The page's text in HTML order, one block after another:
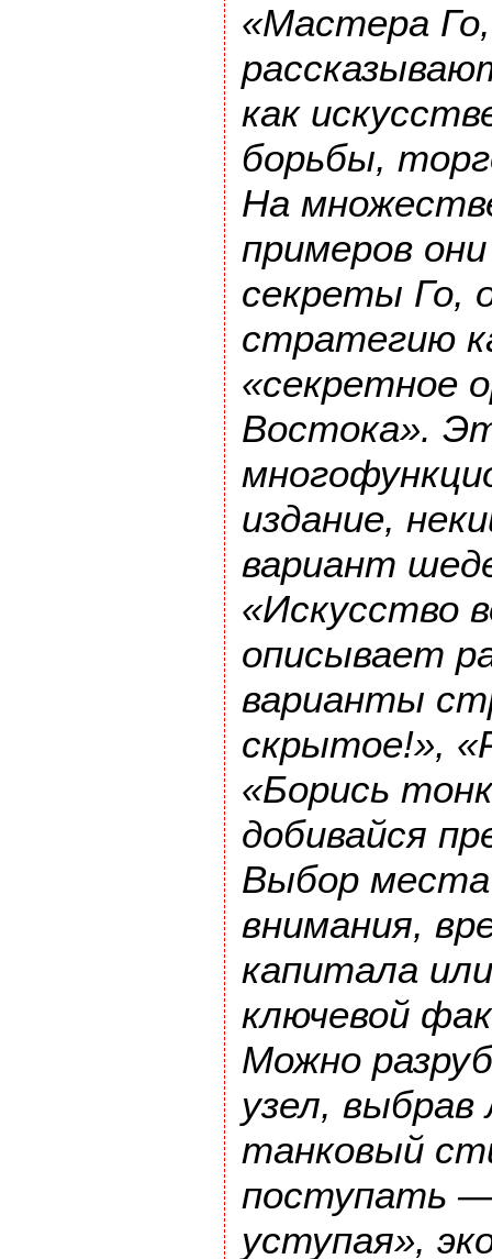
«Мастера
как
борьбы,
На
примеров
секреты Го,
стратегию
«секретное
Востока».
издание,
вариант
«Искусство
описывает
варианты
скрытое!»,
«Борись
добивайся
Выбор
внимания,
капитала
ключевой
Можно
узел, выбрав
танковый
поступать
уступая»,